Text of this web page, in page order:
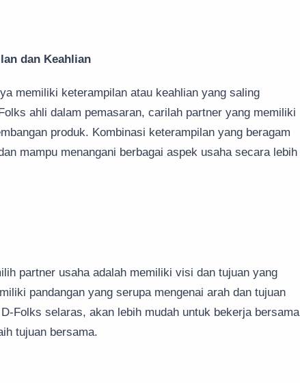
dan Keahlian
memiliki keterampilan atau keahlian yang saling
ahli dalam pemasaran, carilah partner yang memiliki
produk. Kombinasi keterampilan yang beragam
mampu menangani berbagai aspek usaha secara lebih
partner usaha adalah memiliki visi dan tujuan yang
pandangan yang serupa mengenai arah dan tujuan
Folks selaras, akan lebih mudah untuk bekerja bersama
tujuan bersama.